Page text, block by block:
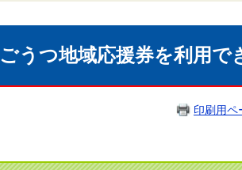
ごうつ地域応援券を利用で
印刷用ペ